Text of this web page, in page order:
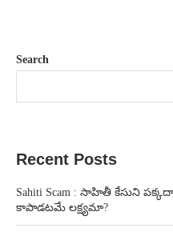
Search
Recent Posts
Sahiti Scam : సాహితీ కేసుని
కాపాడటమే లక్ష్యమా?